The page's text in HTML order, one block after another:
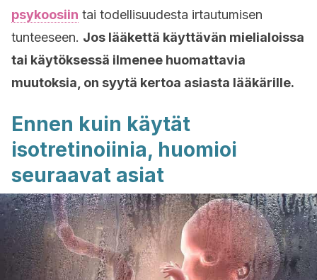
psykoosiin tai todellisuudesta irtautumisen
tunteeseen. Jos lääkettä käyttävän mielialoissa
tai käytöksessä ilmenee huomattavia
muutoksia, on syytä kertoa asiasta lääkärille.
Ennen kuin käytät
isotretinoiinia, huomioi
seuraavat asiat